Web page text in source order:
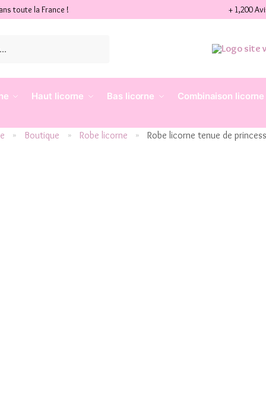
toute la France ! + 1,200
Haut licorne Bas licorne Combinaison licorne
» Boutique » Robe licorne » Robe licorne tenue de